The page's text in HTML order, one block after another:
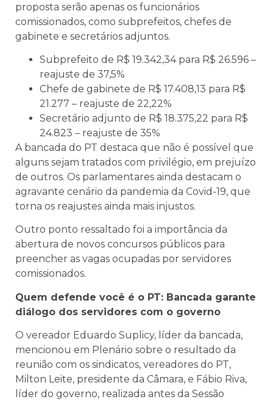
proposta serão apenas os funcionários
comissionados, como subprefeitos, chefes de
gabinete e secretários adjuntos.
Subprefeito de R$ 19.342,34 para R$ 26.596 –
reajuste de 37,5%
Chefe de gabinete de R$ 17.408,13 para R$
21.277 – reajuste de 22,22%
Secretário adjunto de R$ 18.375,22 para R$
24.823 – reajuste de 35%
A bancada do PT destaca que não é possível que
alguns sejam tratados com privilégio, em prejuízo
de outros. Os parlamentares ainda destacam o
agravante cenário da pandemia da Covid-19, que
torna os reajustes ainda mais injustos.
Outro ponto ressaltado foi a importância da
abertura de novos concursos públicos para
preencher as vagas ocupadas por servidores
comissionados.
Quem defende você é o PT: Bancada garante
diálogo dos servidores com o governo
O vereador Eduardo Suplicy, líder da bancada,
mencionou em Plenário sobre o resultado da
reunião com os sindicatos, vereadores do PT,
Milton Leite, presidente da Câmara, e Fábio Riva,
líder do governo, realizada antes da Sessão